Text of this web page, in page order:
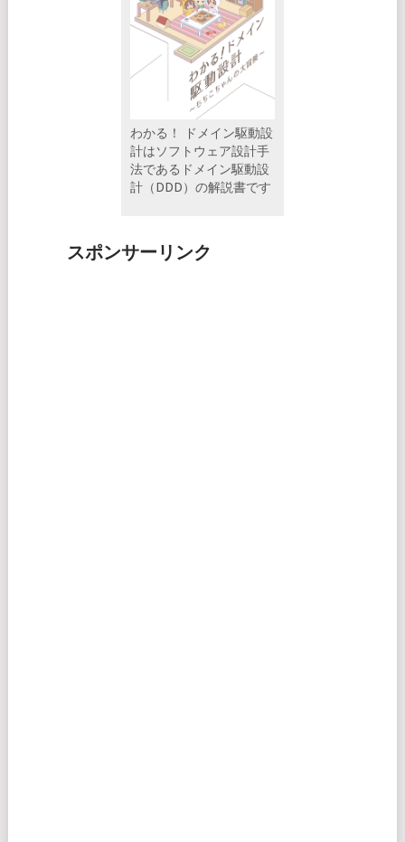
わかる！ ドメイン駆動設
計はソフトウェア設計手
法であるドメイン駆動設
計（DDD）の解説書です
スポンサーリンク